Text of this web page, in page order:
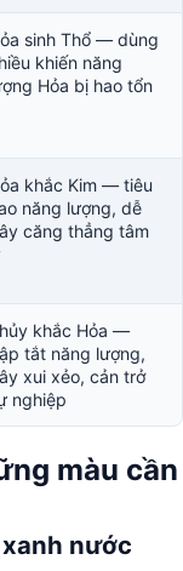
sinh Thổ — dùng
khiến năng
Hỏa bị hao tổn
khắc Kim — tiêu
năng lượng, dễ
căng thẳng tâm
khắc Hỏa —
tắt năng lượng,
xui xẻo, cản trở
nghiệp
màu cần
nước